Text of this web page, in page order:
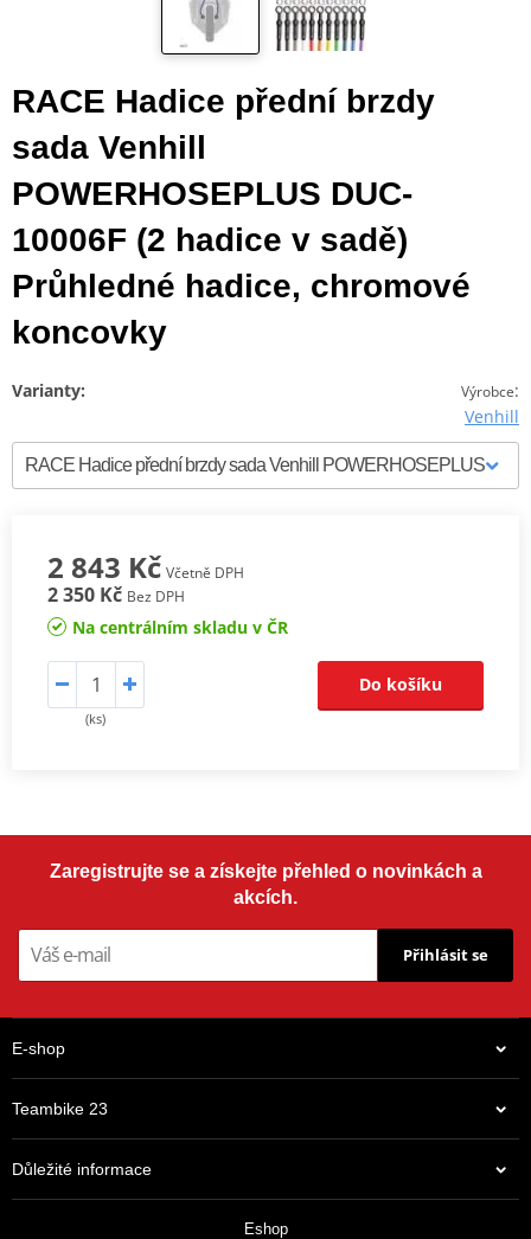
RACE Hadice přední brzdy
sada Venhill
POWERHOSEPLUS DUC-
10006F (2 hadice v sadě)
Průhledné hadice, chromové
koncovky
Výrobce:
Venhill
Varianty:
2 843 Kč Včetně DPH
2 350 Kč Bez DPH
Na centrálním skladu v ČR
(ks)
Do košíku
Zaregistrujte se a získejte přehled o novinkách a
akcích.
Přihlásit se
E-shop
Teambike 23
Důležité informace
Eshop